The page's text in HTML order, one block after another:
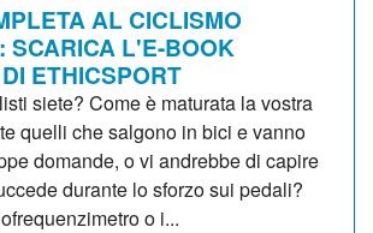
AL CICLISMO
SCARICA L'E-BOOK
ETHICSPORT
siete? Come è maturata la vostra
quelli che salgono in bici e vanno
domande, o vi andrebbe di capire
durante lo sforzo sui pedali?
o i...